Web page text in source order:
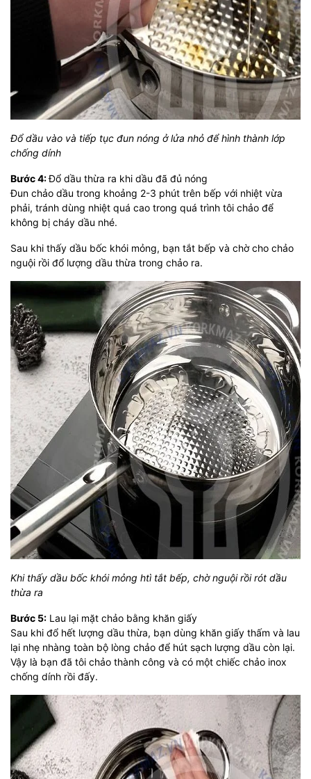
Đổ dầu vào và tiếp tục đun nóng ở lửa nhỏ để hình thành lớp
chống dính
Bước 4:Đổ dầu thừa ra khi dầu đã đủ nóng
Đun chảo dầu trong khoảng 2-3 phút trên bếp với nhiệt vừa
phải, tránh dùng nhiệt quá cao trong quá trình tôi chảo để
không bị cháy dầu nhé.
Sau khi thấy dầu bốc khói mỏng, bạn tắt bếp và chờ cho chảo
nguội rồi đổ lượng dầu thừa trong chảo ra.
Khi thấy dầu bốc khói mỏng htì tắt bếp, chờ nguội rồi rót dầu
thừa ra
Bước 5: Lau lại mặt chảo bằng khăn giấy
Sau khi đổ hết lượng dầu thừa, bạn dùng khăn giấy thấm và lau
lại nhẹ nhàng toàn bộ lòng chảo để hút sạch lượng dầu còn lại.
Vậy là bạn đã tôi chảo thành công và có một chiếc chảo inox
chống dính rồi đấy.